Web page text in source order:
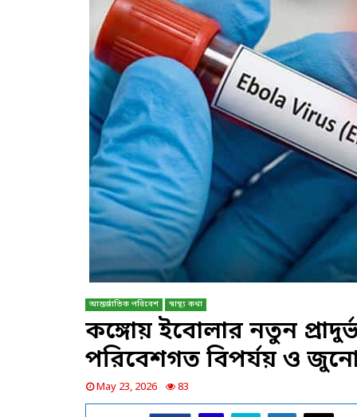
আন্তর্জাতিক পরিবেশ স্বাস্থ্য কথা
কঙ্গোয় ইবোলার নতুন
পরিবেশগত বিপর্যয় ও
May 23, 2026 83